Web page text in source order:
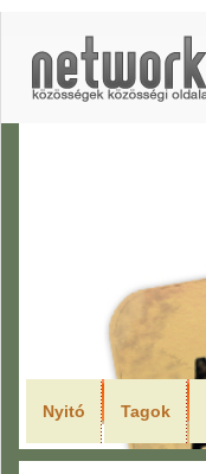
Nyitó Tagok